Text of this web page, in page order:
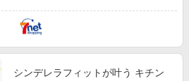
シンデレラフィットが叶う キチン